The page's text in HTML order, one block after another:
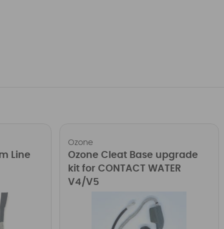
Line
Ozone
Ozone Cleat Base upgrade
kit for CONTACT WATER
V4/V5